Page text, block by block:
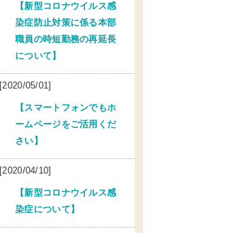
【新型コロナウイルス感
染症防止対策に係る本部
職員の時短勤務の再延長
について】
[2020/05/01]
【スマートフォンでもホ
ームページをご活用くだ
さい】
[2020/04/10]
【新型コロナウイルス感
染症について】